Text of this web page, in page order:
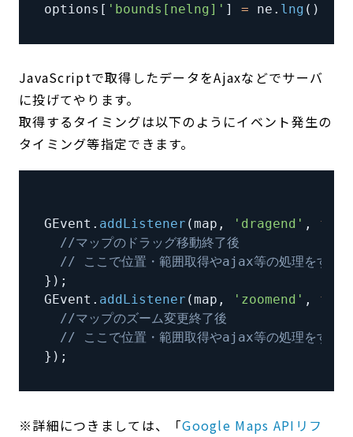
options [ 'bounds[nelng]' ] = ne . lng ( )
JavaScriptで取得したデータをAjaxなどでサーバ
に投げてやります。
取得するタイミングは以下のようにイベント発生の
タイミング等指定できます。
GEvent . addListener (map , 'dragend' ,
//マップのドラッグ移動終了後
// ここで位置・範囲取得やajax等の処理をする
} ) ;
GEvent . addListener (map , 'zoomend' ,
//マップのズーム変更終了後
// ここで位置・範囲取得やajax等の処理をする
} ) ;
※詳細につきましては、「Google Maps APIリフ